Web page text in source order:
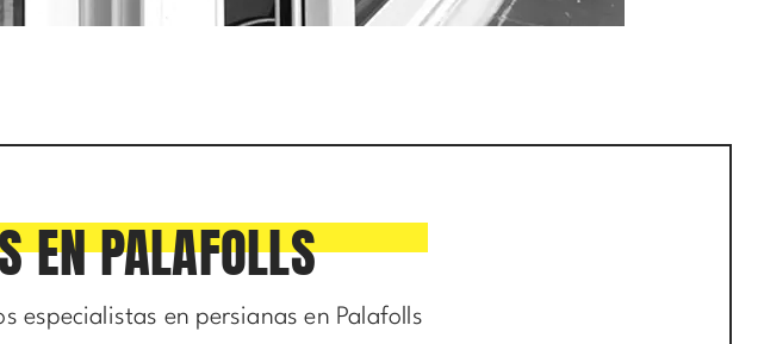
EN PALAFOLLS
especialistas en persianas en Palafolls